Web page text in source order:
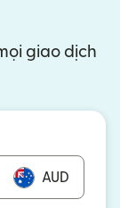
giao dịch
AUD